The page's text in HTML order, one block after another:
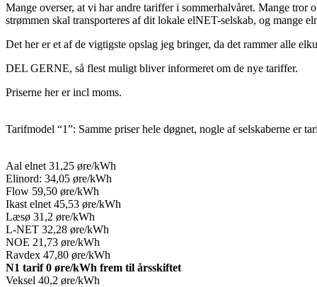
Mange overser, at vi har andre tariffer i sommerhalvåret. Mange tror
strømmen skal transporteres af dit lokale elNET-selskab, og mange
Det her er et af de vigtigste opslag jeg bringer, da det rammer alle
DEL GERNE, så flest muligt bliver informeret om de nye tariffer.
Priserne her er incl moms.
Tarifmodel “1”: Samme priser hele døgnet, nogle af selskaberne er
Aal elnet 31,25 øre/kWh
Elinord: 34,05 øre/kWh
Flow 59,50 øre/kWh
Ikast elnet 45,53 øre/kWh
Læsø 31,2 øre/kWh
L-NET 32,28 øre/kWh
NOE 21,73 øre/kWh
Ravdex 47,80 øre/kWh
N1 tarif 0 øre/kWh frem til årsskiftet
Veksel 40,2 øre/kWh